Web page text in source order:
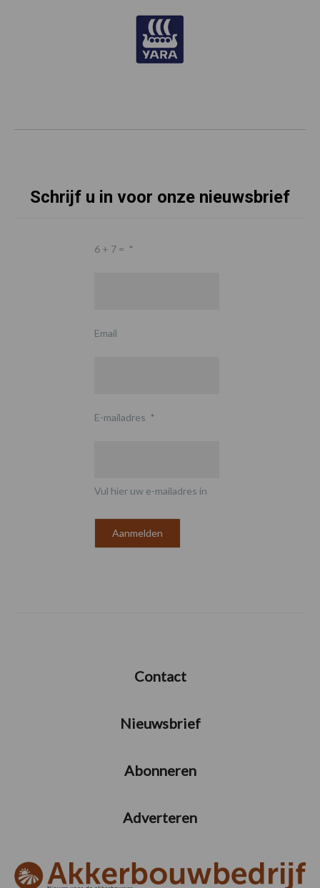
Schrijf u in voor onze nieuwsbrief
6 + 7 = *
Email
E-mailadres *
Vul hier uw e-mailadres in
Contact
Nieuwsbrief
Abonneren
Adverteren